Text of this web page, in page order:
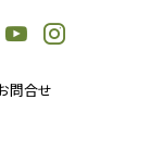
問合せ